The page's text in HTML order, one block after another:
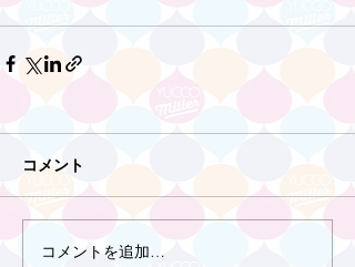
コメント
コメントを追加…